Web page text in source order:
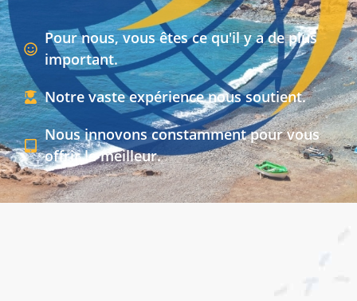
Pour nous, vous êtes ce qu'il y a de plus
important.
Notre vaste expérience nous soutient.
Nous innovons constamment pour vous
offrir le meilleur.